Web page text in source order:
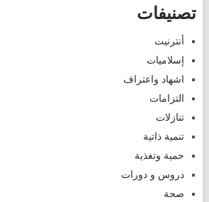
تصنيفات
أنترنيت
إسلاميات
اشهاد واعتراف
التزامات
تنازلات
تنمية ذاتية
حمية وتغذية
دروس و دورات
صحة